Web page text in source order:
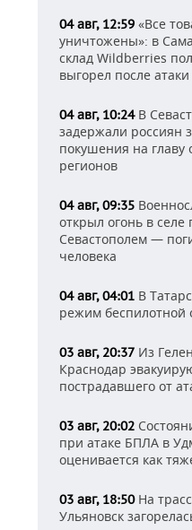
04 авг, 12:59 «Все
уничтожены»: в
склад Wildberries
выгорел после
04 авг, 10:24В
задержали россиян
покушения на главу
регионов
04 авг, 09:35
открыл огонь в селе
Севастополем —
человека
04 авг, 04:01 В
режим беспилотной
03 авг, 20:37 Из
Краснодар
пострадавшего от
03 авг, 20:02
при атаке БПЛА в
оценивается как
03 авг, 18:50На
Ульяновск